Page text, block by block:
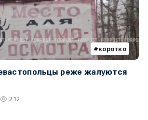
коротко
реже жалуются
212